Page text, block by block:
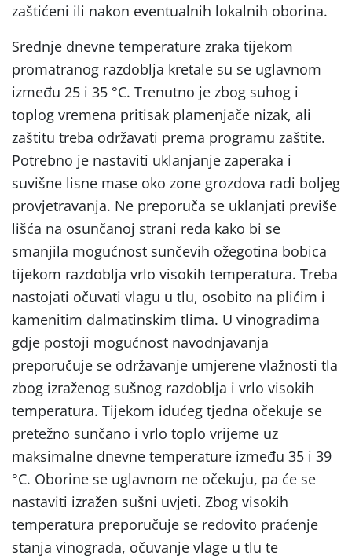
zaštićeni ili nakon eventualnih lokalnih oborina.
Srednje dnevne temperature zraka tijekom
promatranog razdoblja kretale su se uglavnom
između 25 i 35 °C. Trenutno je zbog suhog i
toplog vremena pritisak plamenjače nizak, ali
zaštitu treba održavati prema programu zaštite.
Potrebno je nastaviti uklanjanje zaperaka i
suvišne lisne mase oko zone grozdova radi boljeg
provjetravanja. Ne preporuča se uklanjati previše
lišća na osunčanoj strani reda kako bi se
smanjila mogućnost sunčevih ožegotina bobica
tijekom razdoblja vrlo visokih temperatura. Treba
nastojati očuvati vlagu u tlu, osobito na plićim i
kamenitim dalmatinskim tlima. U vinogradima
gdje postoji mogućnost navodnjavanja
preporučuje se održavanje umjerene vlažnosti tla
zbog izraženog sušnog razdoblja i vrlo visokih
temperatura. Tijekom idućeg tjedna očekuje se
pretežno sunčano i vrlo toplo vrijeme uz
maksimalne dnevne temperature između 35 i 39
°C. Oborine se uglavnom ne očekuju, pa će se
nastaviti izražen sušni uvjeti. Zbog visokih
temperatura preporučuje se redovito praćenje
stanja vinograda, očuvanje vlage u tlu te